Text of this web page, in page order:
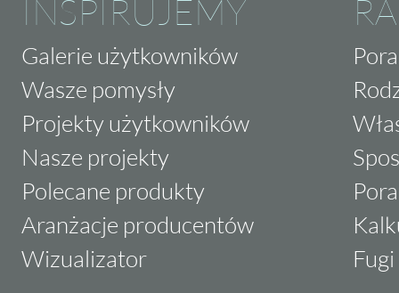
INSPIRUJEMY
Galerie użytkowników
Wasze pomysły
Projekty użytkowników
Nasze projekty
Polecane produkty
Aranżacje producentów
Wizualizator